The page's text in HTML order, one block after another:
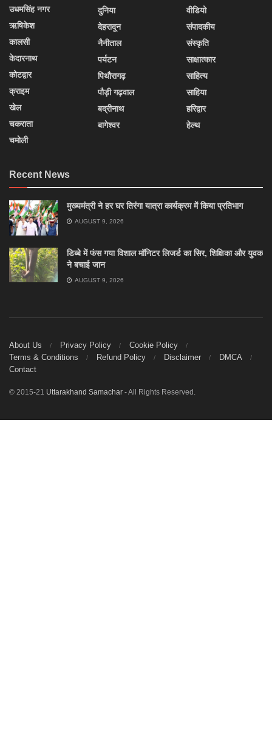
उधमसिंह नगर
ऋषिकेश
कालसी
केदारनाथ
कोटद्वार
क्राइम
खेल
चकराता
चमोली
दुनिया
देहरादून
नैनीताल
पर्यटन
पिथौरागढ़
पौड़ी गढ़वाल
बद्रीनाथ
बागेश्वर
वीडियो
संपादकीय
संस्कृति
साक्षात्कार
साहित्य
साहिया
हरिद्वार
हेल्थ
Recent News
मुख्यमंत्री ने हर घर तिरंगा यात्रा कार्यक्रम में किया प्रतिभाग
AUGUST 9, 2026
डिब्बे में फंस गया विशाल मॉनिटर लिजर्ड का सिर, शिक्षिका और युवक
ने बचाई जान
AUGUST 9, 2026
About Us Privacy Policy
Cookie Policy
Terms & Conditions
Refund Policy Disclaimer
DMCA
Contact
© 2015-21 Uttarakhand Samachar - All Rights Reserved.